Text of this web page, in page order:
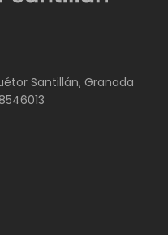
Santillán, Granada